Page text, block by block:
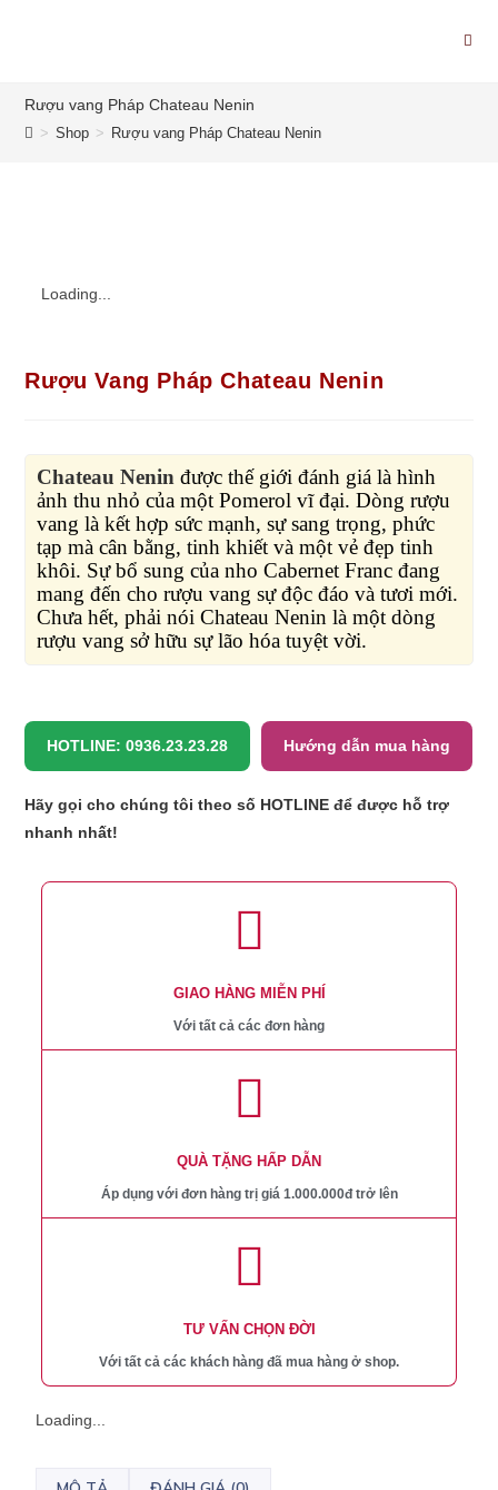
Rượu vang Pháp Chateau Nenin
> Shop > Rượu vang Pháp Chateau Nenin
Loading...
Rượu Vang Pháp Chateau Nenin
Chateau Nenin được thế giới đánh giá là hình
ảnh thu nhỏ của một Pomerol vĩ đại. Dòng rượu
vang là kết hợp sức mạnh, sự sang trọng, phức
tạp mà cân bằng, tinh khiết và một vẻ đẹp tinh
khôi. Sự bổ sung của nho Cabernet Franc đang
mang đến cho rượu vang sự độc đáo và tươi mới.
Chưa hết, phải nói Chateau Nenin là một dòng
rượu vang sở hữu sự lão hóa tuyệt vời.
HOTLINE: 0936.23.23.28 Hướng dẫn mua hàng
Hãy gọi cho chúng tôi theo số HOTLINE để được hỗ trợ
nhanh nhất!
GIAO HÀNG MIỄN PHÍ
Với tất cả các đơn hàng
QUÀ TẶNG HẤP DẪN
Áp dụng với đơn hàng trị giá 1.000.000đ trở lên
TƯ VẤN CHỌN ĐỜI
Với tất cả các khách hàng đã mua hàng ở shop.
Loading...